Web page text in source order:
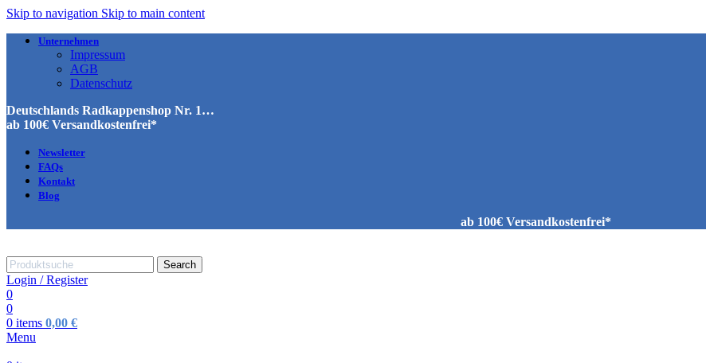
Skip to navigation Skip to main content
Unternehmen
Impressum
AGB
Datenschutz
Deutschlands Radkappenshop Nr. 1…
ab 100€ Versandkostenfrei*
Newsletter
FAQs
Kontakt
Blog
ab 100€ Versandkostenfrei*
Search
Login / Register
0
0
0 items 0,00 €
Menu